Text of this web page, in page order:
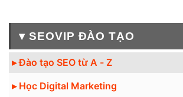
▾ SEOVIP ĐÀO TẠO
▸ Đào tạo SEO từ A - Z
▸ Học Digital Marketing